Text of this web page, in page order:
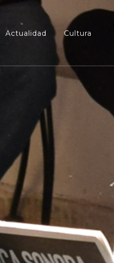
Actualidad Cultura